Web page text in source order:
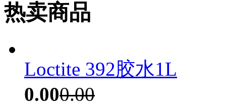
热卖商品
Loctite 392胶水1L
0.000.00